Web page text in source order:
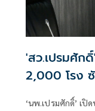
'สว.เปรมศัก
2,000 โรง ซั
รับลูกสอบด่วน
‘นพ.เปรมศักดิ์’ เปิ